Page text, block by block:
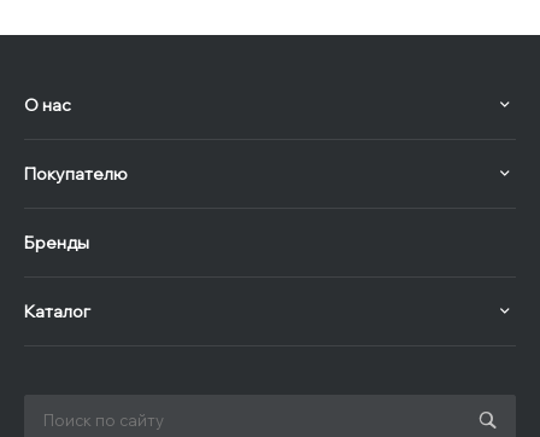
О нас
Покупателю
Бренды
Каталог